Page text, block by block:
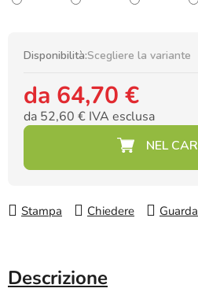
Disponibilità:Scegliere la variante
da 64,70 €
da 52,60 € IVA esclusa
Prezzo della misura:
Stampa Chiedere Guarda
Descrizione